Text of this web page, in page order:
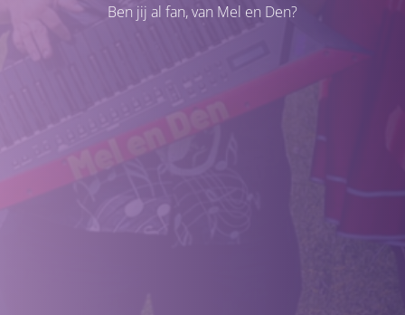
Ben jij al fan, van Mel en Den?